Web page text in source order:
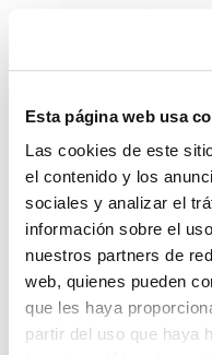
Esta página web usa
Las cookies de este
el contenido y los
sociales y analizar el
información sobre el
nuestros partners de
web, quienes pueden
que les haya
partir del uso que haya
ELA
POLÍTICA DE